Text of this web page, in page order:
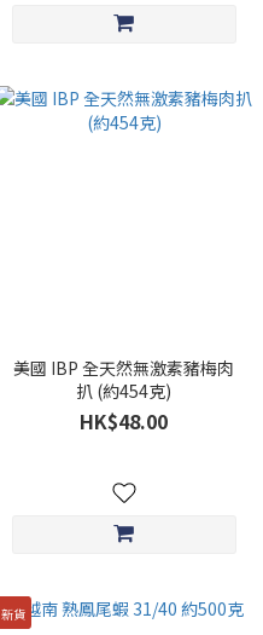
美國 IBP 全天然無激素豬梅肉
扒 (約454克)
HK$48.00
新貨